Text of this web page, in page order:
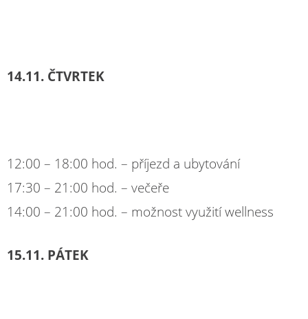
14.11. ČTVRTEK
12:00 – 18:00 hod. – příjezd a ubytování
17:30 – 21:00 hod. – večeře
14:00 – 21:00 hod. – možnost využití wellness
15.11. PÁTEK